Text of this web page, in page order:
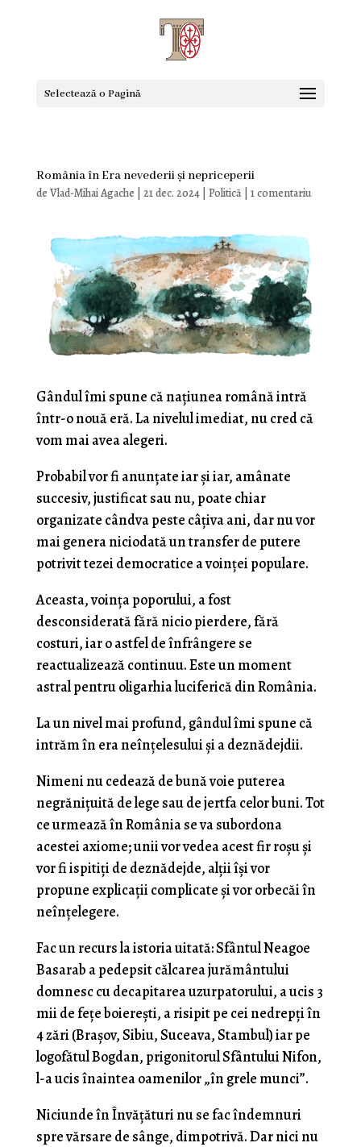
Selectează o Pagină
România în Era nevederii și nepriceperii
de Vlad-Mihai Agache 21 dec. 2024| Politică| 1 comentariu
Gândul îmi spune că națiunea română intră
într-o nouă eră. La nivelul imediat, nu cred că
vom mai avea alegeri.
Probabil vor fi anunțate iar și iar, amânate
succesiv, justificat sau nu, poate chiar
organizate cândva peste câțiva ani, dar nu vor
mai genera niciodată un transfer de putere
potrivit tezei democratice a voinței populare.
Aceasta, voința poporului, a fost
desconsiderată fără nicio pierdere, fără
costuri, iar o astfel de înfrângere se
reactualizează continuu. Este un moment
astral pentru oligarhia luciferică din România.
La un nivel mai profund, gândul îmi spune că
intrăm în era neînțelesului și a deznădejdii.
Nimeni nu cedează de bună voie puterea
negrănițuită de lege sau de jertfa celor buni. Tot
ce urmează în România se va subordona
acestei axiome; unii vor vedea acest fir roșu și
vor fi ispitiți de deznădejde, alții își vor
propune explicații complicate și vor orbecăi în
neînțelegere.
Fac un recurs la istoria uitată: Sfântul Neagoe
Basarab a pedepsit călcarea jurământului
domnesc cu decapitarea uzurpatorului, a ucis 3
mii de fețe boierești, a risipit pe cei nedrepți în
4 zări (Brașov, Sibiu, Suceava, Stambul) iar pe
logofătul Bogdan, prigonitorul Sfântului Nifon,
l-a ucis înaintea oamenilor „în grele munci”.
Niciunde în Învățături nu se fac îndemnuri
spre vărsare de sânge, dimpotrivă. Dar nici nu